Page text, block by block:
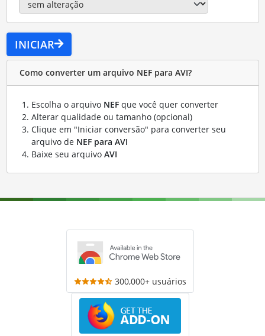
INICIAR
Como converter um arquivo NEF para AVI?
Escolha o arquivo NEFque você quer converter
Alterar qualidade ou tamanho (opcional)
Clique em "Iniciar conversão" para converter seu
arquivo de NEF para AVI
Baixe seu arquivo AVI
300,000+ usuários